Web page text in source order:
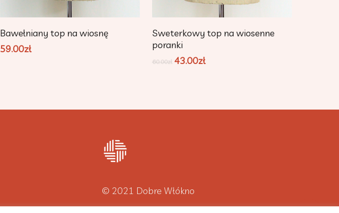
Add To Cart
Bawełniany top na wiosnę
59.00zł
Add To Cart
Sweterkowy top na wiosenne
poranki
60.00zł 43.00zł
© 2021 Dobre Włókno